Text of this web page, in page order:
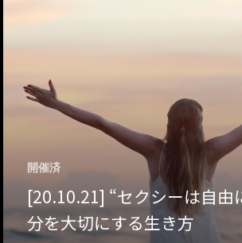
開催済
[20.10.21] “セクシーは自由
分を大切にする生き方
ハ
ハ
ハイ
ハイ
ハ